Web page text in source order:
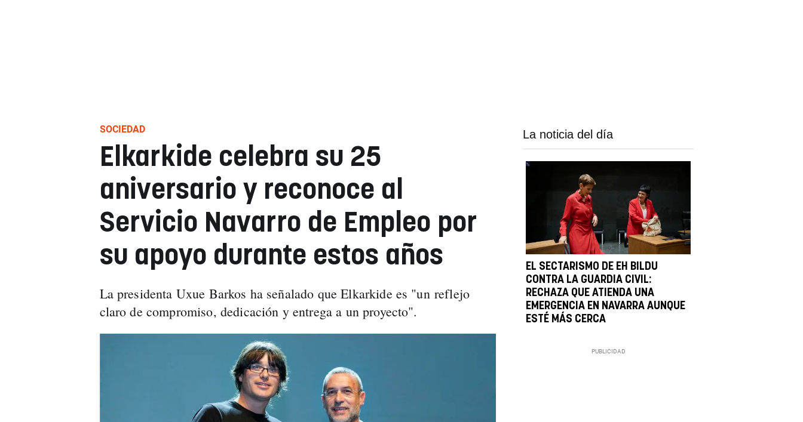
SOCIEDAD
Elkarkide celebra su 25
aniversario y reconoce al
Servicio Navarro de Empleo por
su apoyo durante estos años
La presidenta Uxue Barkos ha señalado que Elkarkide es "un reflejo
claro de compromiso, dedicación y entrega a un proyecto".
La noticia del día
EL SECTARISMO DE EH BILDU
CONTRA LA GUARDIA CIVIL:
RECHAZA QUE ATIENDA UNA
EMERGENCIA EN NAVARRA AUNQUE
ESTÉ MÁS CERCA